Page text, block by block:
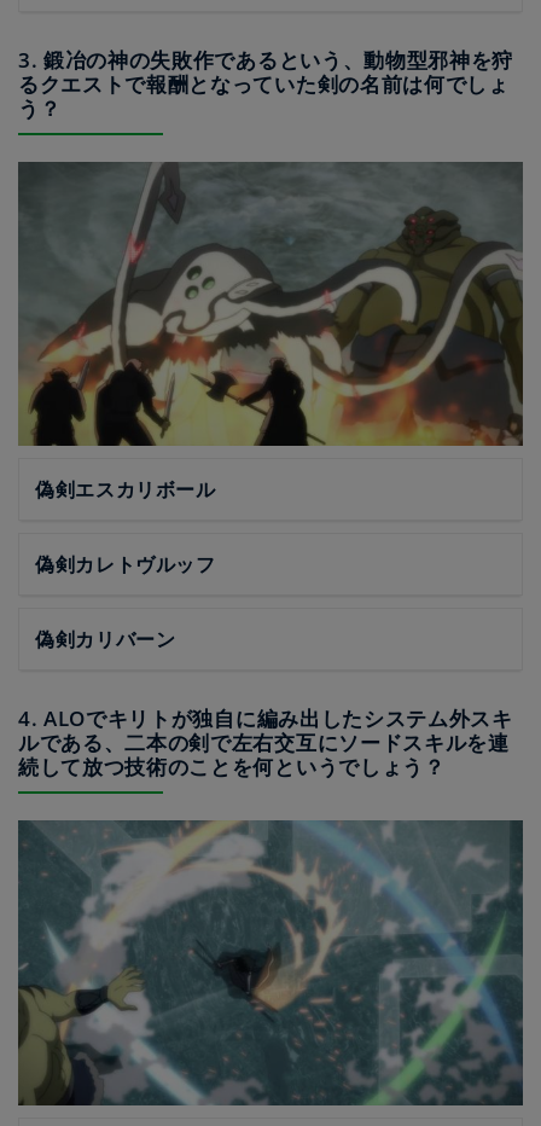
3. 鍛冶の神の失敗作であるという、動物型邪神を狩
るクエストで報酬となっていた剣の名前は何でしょ
う？
偽剣エスカリボール
偽剣カレトヴルッフ
偽剣カリバーン
4. ALOでキリトが独自に編み出したシステム外スキ
ルである、二本の剣で左右交互にソードスキルを連
続して放つ技術のことを何というでしょう？